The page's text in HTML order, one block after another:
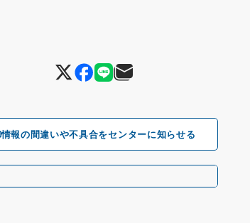
情報の間違いや不具合をセンターに知らせる